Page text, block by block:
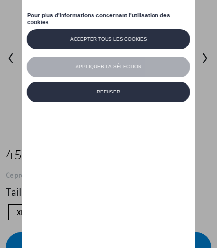
45,00 €
Ce produit n'est actuellement pas de stock
Taille
XL